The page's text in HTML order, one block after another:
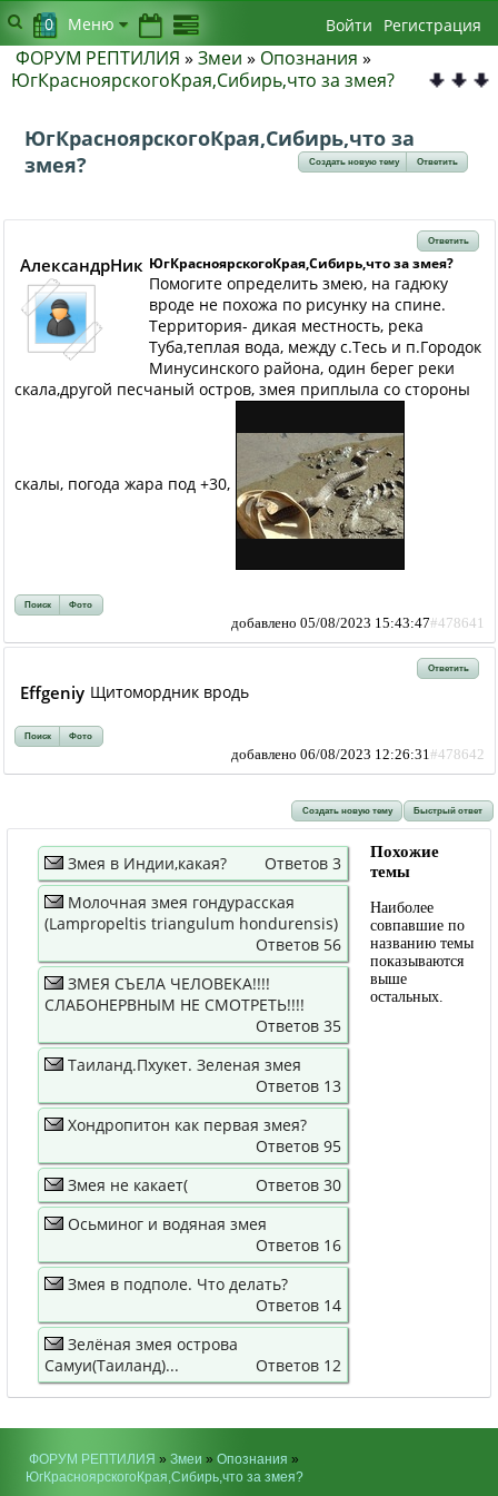
ФОРУМ РЕПТИЛИЯ » Змеи » Опознания »
ЮгКрасноярскогоКрая,Сибирь,что за змея?
ЮгКрасноярскогоКрая,Сибирь,что за
змея?
Создать новую тему Ответить
Ответить
АлександрНик ЮгКрасноярскогоКрая,Сибирь,что за змея?
Помогите определить змею, на гадюку
вроде не похожа по рисунку на спине.
Территория- дикая местность, река
Туба,теплая вода, между с.Тесь и п.Городок
Минусинского района, один берег реки
скала,другой песчаный остров, змея приплыла со стороны
скалы, погода жара под +30,
Поиск Фото
добавлено 05/08/2023 15:43:47#478641
Ответить
Effgeniy Щитомордник вродь
Поиск Фото
добавлено 06/08/2023 12:26:31 #478642
Создать новую тему Быстрый ответ
Змея в Индии,какая?
Ответов 3
Молочная змея гондурасская
(Lampropeltis triangulum hondurensis)
Ответов 56
ЗМЕЯ СЪЕЛА ЧЕЛОВЕКА!!!!
СЛАБОНЕРВНЫМ НЕ СМОТРЕТЬ!!!!
Ответов 35
Таиланд.Пхукет. Зеленая змея
Ответов 13
Хондропитон как первая змея?
Ответов 95
Змея не какает(
Ответов 30
Осьминог и водяная змея
Ответов 16
Змея в подполе. Что делать?
Ответов 14
Зелёная змея острова
Самуи(Таиланд)...
Ответов 12
Похожие
темы
Наиболее
совпавшие по
названию темы
показываются
выше
остальных.
0 Меню Войти Регистрация
ФОРУМ РЕПТИЛИЯ » Змеи » Опознания »
ЮгКрасноярскогоКрая,Сибирь,что за змея?